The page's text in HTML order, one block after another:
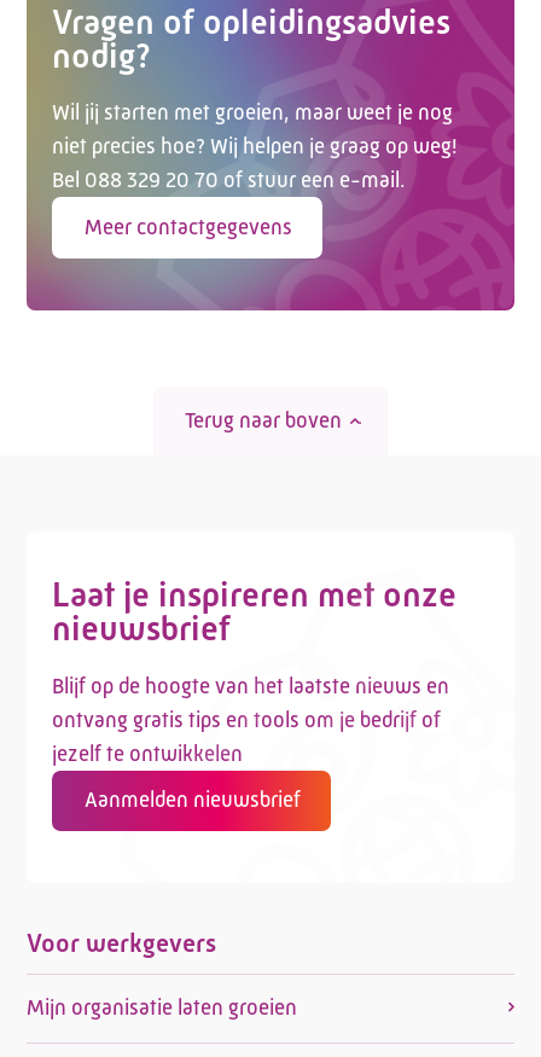
Vragen of opleidingsadvies
nodig?
Wil jij starten met groeien, maar weet je nog
niet precies hoe? Wij helpen je graag op weg!
Bel 088 329 20 70 of stuur een e-mail.
Meer contactgegevens
Terug naar boven
Laat je inspireren met onze
nieuwsbrief
Blijf op de hoogte van het laatste nieuws en
ontvang gratis tips en tools om je bedrijf of
jezelf te ontwikkelen
Aanmelden nieuwsbrief
Voor werkgevers
Mijn organisatie laten groeien